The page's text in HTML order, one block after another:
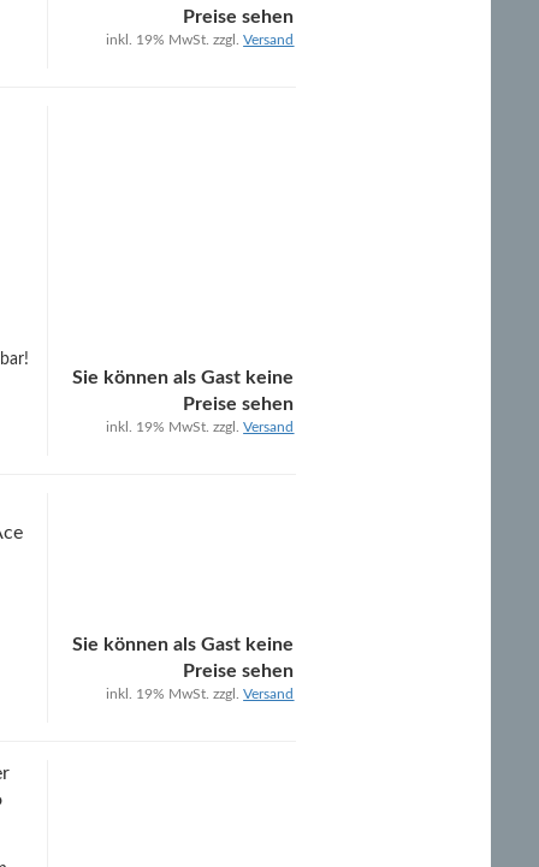
Preise sehen
inkl. 19% MwSt. zzgl.Versand
Sie können als Gast keine
Preise sehen
inkl. 19% MwSt. zzgl.Versand
Sie können als Gast keine
Preise sehen
inkl. 19% MwSt. zzgl.Versand